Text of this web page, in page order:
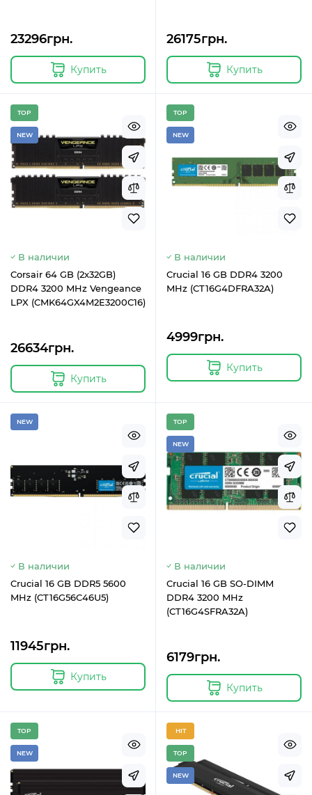
23296грн.
Купить
26175грн.
Купить
TOP
NEW
В наличии
Corsair 64 GB (2x32GB)
DDR4 3200 MHz Vengeance
LPX (CMK64GX4M2E3200C16)
26634грн.
Купить
TOP
NEW
В наличии
Crucial 16 GB DDR4 3200
MHz (CT16G4DFRA32A)
4999грн.
Купить
NEW
В наличии
Crucial 16 GB DDR5 5600
MHz (CT16G56C46U5)
11945грн.
Купить
TOP
NEW
В наличии
Crucial 16 GB SO-DIMM
DDR4 3200 MHz
(CT16G4SFRA32A)
6179грн.
Купить
TOP
NEW
HIT
TOP
NEW